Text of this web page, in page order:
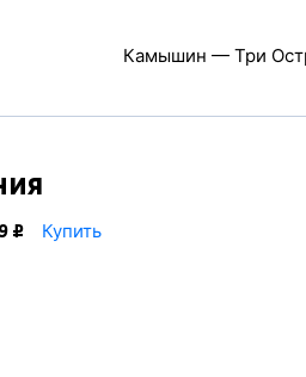
Камышин — Три
₽ Купить